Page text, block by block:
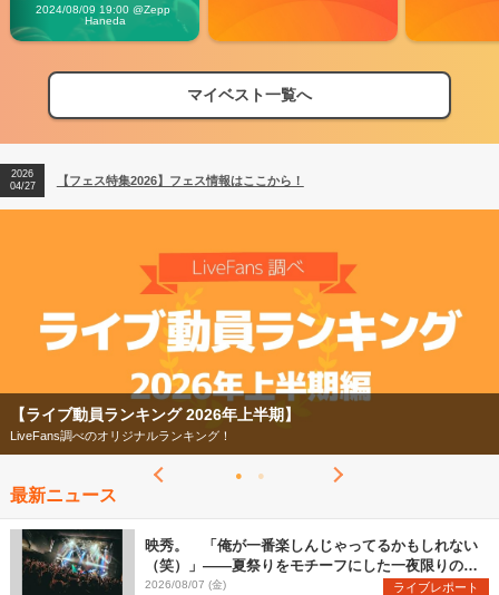
Vibes
2024/08/09 19:00 @Zepp
Haneda
マイベスト一覧へ
【フェス特集2026】フェス情報はここから！
【ライブ動員ランキング】2026年上半期編発表！
2026
04/27
【フェス特集2026】フェス情報はここから！
2026
【ライブ動員ランキング 2026年上半期】
LiveFans調べのオリジナルランキング！
最新ニュース
映秀。 「俺が一番楽しんじゃってるかもしれない
（笑）」――夏祭りをモチーフにした一夜限りのス
ペシャルライブ『色祭』レポート
2026/08/07 (金) ライブレポート